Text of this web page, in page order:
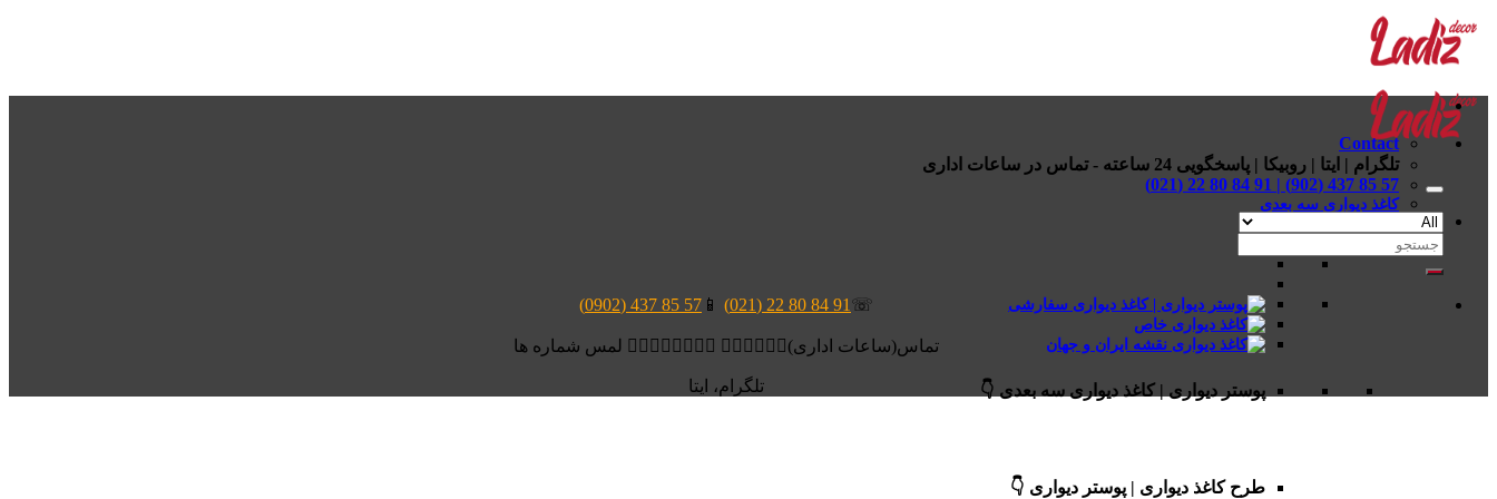
Skip
content
کاغذ دیواری سه بعدی
پوستر دیواری | کاغذ دیواری سه بعدی 👇
طرح کاغذ دیواری | پوستر دیواری 👇
Contact
تلگرام | ایتا | روبیکا | پاسخگویی 24 ساعته - تماس در ساعات اداری
57 85 437 (902) | 91 84 80 22 (021)
جستجو
برای:
☏
91 84 80 22 (021)
📱
57 85 437 (0902)
تماس(ساعات اداری)👆🏻👆🏻👆🏻 👆🏻👆🏻👆🏻👆🏻 لمس شماره ها
تلگرام، ایتا